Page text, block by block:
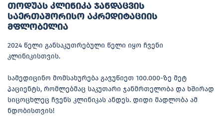
თოდუას კლინიკა ჯანდაცვის
საერთაშორისო აკრედიტაციის
მფლობელია
2024 წელი განსაკუთრებული წელი იყო ჩვენი
კლინიკისთვის.
სამედიცინო მომსახურება გავუწიეთ 100.000-ზე მეტ
პაციენტს, რომლებმაც საკუთარი ჯანმრთელობა და ხშირად
სიცოცხლეც ჩვენს კლინიკას ანდეს. დიდი მადლობა ამ
ნდობისთვის!